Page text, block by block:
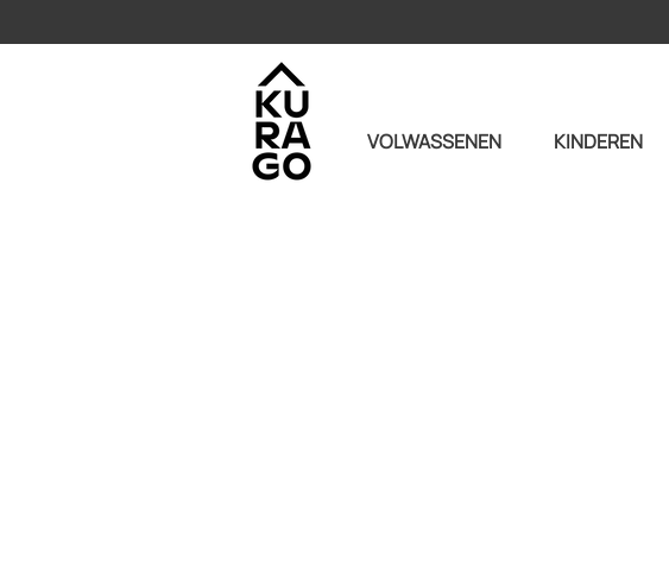
VOLWASSENEN KINDEREN